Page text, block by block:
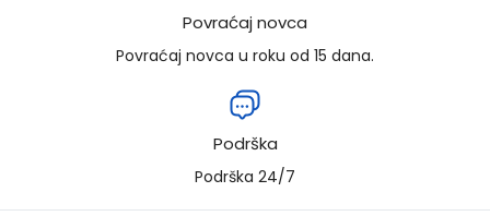
Povraćaj novca
Povraćaj novca u roku od 15 dana.
Podrška
Podrška 24/7